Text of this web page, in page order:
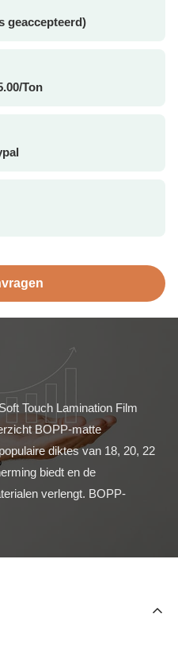
geaccepteerd)
Ton
Touch Lamination Film
BOPP-matte
diktes van 18, 20, 22
biedt en de
verlengt. BOPP-